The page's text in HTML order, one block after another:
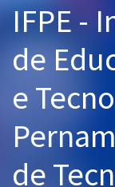
Cursos 20% OFF
Pós
Graduação
OAB
Mentorias
IFPE -
de
e
de